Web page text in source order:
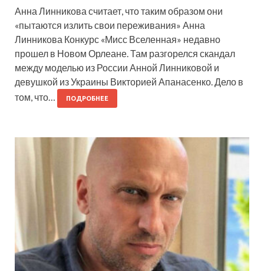
Анна Линникова считает, что таким образом они
«пытаются излить свои переживания» Анна
Линникова Конкурс «Мисс Вселенная» недавно
прошел в Новом Орлеане. Там разгорелся скандал
между моделью из России Анной Линниковой и
девушкой из Украины Викторией Апанасенко. Дело в
том, что…
ПОДРОБНЕЕ